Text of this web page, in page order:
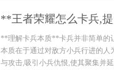
**王者荣耀怎么卡兵,
**理解卡兵本质**卡兵并非简单的
本质在于通过对敌方小兵行进的人
与攻击,吸引小兵仇恨,使其聚集并